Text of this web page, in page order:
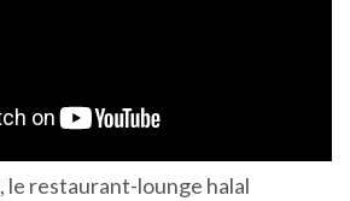
, le restaurant-lounge halal